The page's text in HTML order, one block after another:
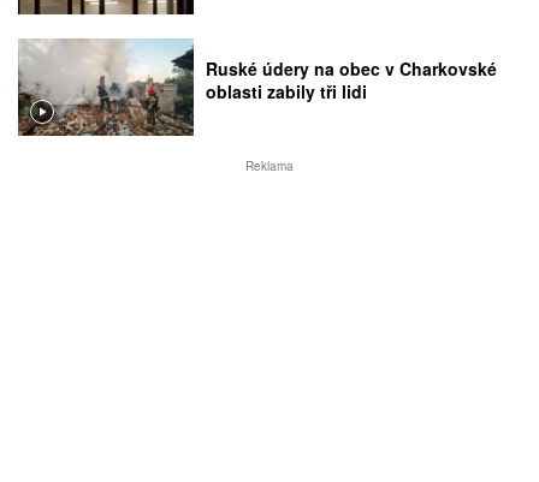
Ruské údery na obec v Charkovské
oblasti zabily tři lidi
Reklama